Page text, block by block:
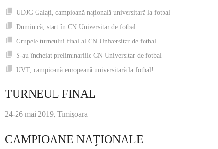
UDJG Galați, campioană națională universitară la fotbal
Duminică, start în CN Universitar de fotbal
Grupele turneului final al CN Universitar de fotbal
S-au încheiat preliminariile CN Universitar de fotbal
UVT, campioană europeană universitară la fotbal!
TURNEUL FINAL
24-26 mai 2019, Timişoara
CAMPIOANE NAŢIONALE